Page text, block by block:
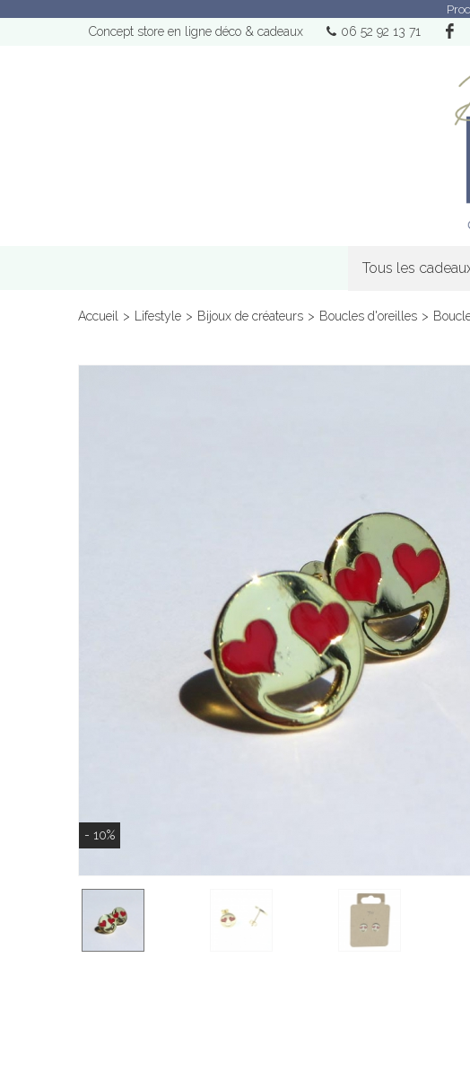
Concept store en ligne déco & cadeaux 06 52 92 13 71
Tous les
Accueil > Lifestyle > Bijoux de créateurs > Boucles d'oreilles >
- 10%